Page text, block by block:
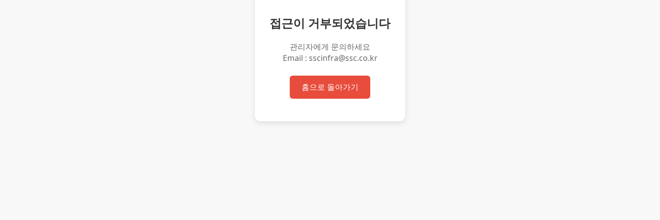
접근이 거부되었습니다
관리자에게 문의하세요
Email : sscinfra@ssc.co.kr
홈으로 돌아가기